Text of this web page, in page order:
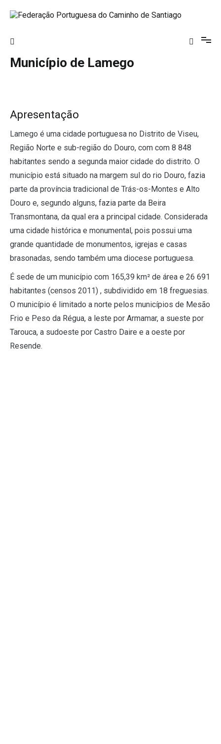
para
Santiago
Município de Lamego
Apresentação
Lamego é uma cidade portuguesa no Distrito de Viseu,
Região Norte e sub-região do Douro, com com 8 848
habitantes sendo a segunda maior cidade do distrito. O
município está situado na margem sul do rio Douro, fazia
parte da província tradicional de Trás-os-Montes e Alto
Douro e, segundo alguns, fazia parte da Beira
Transmontana, da qual era a principal cidade. Considerada
uma cidade histórica e monumental, pois possui uma
grande quantidade de monumentos, igrejas e casas
brasonadas, sendo também uma diocese portuguesa.
É sede de um município com 165,39 km² de área e 26 691
habitantes (censos 2011) , subdividido em 18 freguesias.
O município é limitado a norte pelos municípios de Mesão
Frio e Peso da Régua, a leste por Armamar, a sueste por
Tarouca, a sudoeste por Castro Daire e a oeste por
Resende.